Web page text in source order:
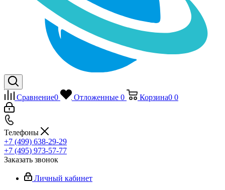
Сравнение0 Отложенные 0 Корзина0 0
Телефоны
+7 (499) 638-29-29
+7 (495) 973-57-77
Заказать звонок
Личный кабинет